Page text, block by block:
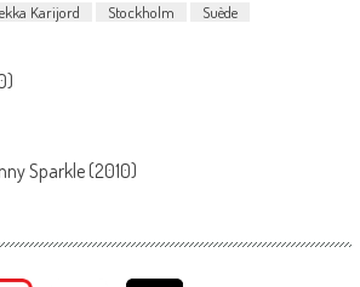
Karijord Stockholm Suède
Sparkle (2010)